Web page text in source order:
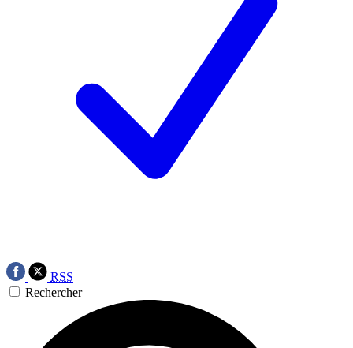
RSS
Rechercher